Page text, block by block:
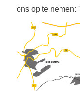
ons op te nemen: